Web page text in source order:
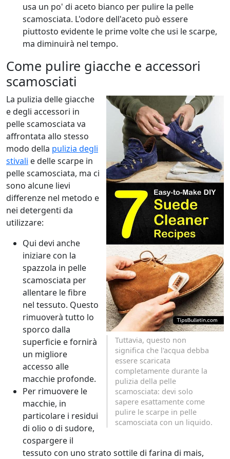
usa un po' di aceto bianco per pulire la pelle
scamosciata. L'odore dell'aceto può essere
piuttosto evidente le prime volte che usi le scarpe,
ma diminuirà nel tempo.
Come pulire giacche e accessori
scamosciati
Tuttavia, questo non
significa che l'acqua debba
essere scaricata
completamente durante la
pulizia della pelle
scamosciata: devi solo
sapere esattamente come
pulire le scarpe in pelle
scamosciata con un liquido.
La pulizia delle giacche
e degli accessori in
pelle scamosciata va
affrontata allo stesso
modo della pulizia degli
stivali e delle scarpe in
pelle scamosciata, ma ci
sono alcune lievi
differenze nel metodo e
nei detergenti da
utilizzare:
Qui devi anche
iniziare con la
spazzola in pelle
scamosciata per
allentare le fibre
nel tessuto. Questo
rimuoverà tutto lo
sporco dalla
superficie e fornirà
un migliore
accesso alle
macchie profonde.
Per rimuovere le
macchie, in
particolare i residui
di olio o di sudore,
cospargere il
tessuto con uno strato sottile di farina di mais,